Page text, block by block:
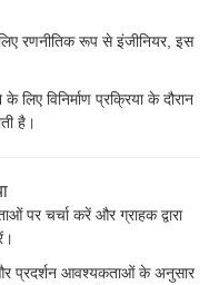
रणनीतिक रूप से इंजीनियर, इस
लिए विनिर्माण प्रक्रिया के दौरान
है।
पर चर्चा करें और ग्राहक द्वारा
प्रदर्शन आवश्यकताओं के अनुसार